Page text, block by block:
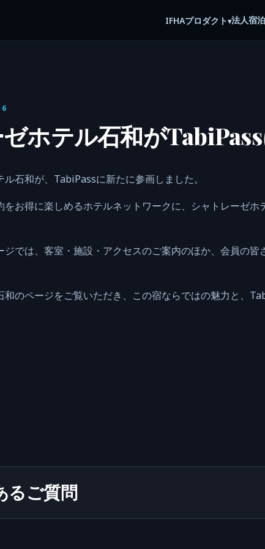
IFHAプロダクト▾法人宿
ホテル石和がTabiPass
石和が、TabiPassに新たに参画しました。
お得に楽しめるホテルネットワークに、シャトレーゼホ
では、客室・施設・アクセスのご案内のほか、会員の皆
のページをご覧いただき、この宿ならではの魅力と、
るご質問